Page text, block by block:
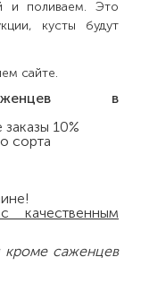
и поливаем. Это
кусты будут
сайте.
в
10%
сорта
кроме саженцев